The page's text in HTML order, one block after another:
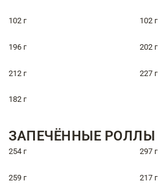
102 г 102 г
196 г 202 г
212 г 227 г
182 г
ЗАПЕЧЁННЫЕ РОЛЛЫ
254 г 297 г
259 г 217 г